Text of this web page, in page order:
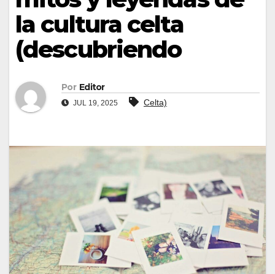
la cultura celta
(descubriendo
Por Editor
JUL 19, 2025 Celta)